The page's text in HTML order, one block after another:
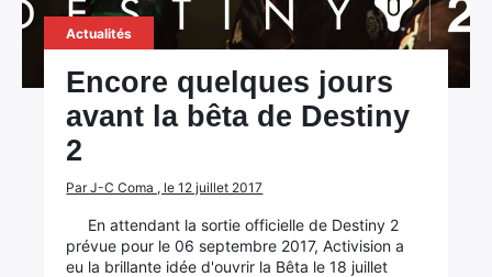
Actualités
Encore quelques jours
avant la bêta de Destiny
2
Par J-C Coma , le 12 juillet 2017
En attendant la sortie officielle de Destiny 2
prévue pour le 06 septembre 2017, Activision a
eu la brillante idée d'ouvrir la Bêta le 18 juillet